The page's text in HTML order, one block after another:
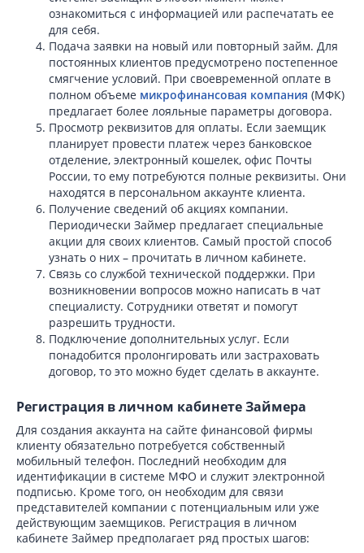
ознакомиться с информацией или распечатать ее
для себя.
Подача заявки на новый или повторный займ. Для
постоянных клиентов предусмотрено постепенное
смягчение условий. При своевременной оплате в
полном объеме микрофинансовая компания (МФК)
предлагает более лояльные параметры договора.
Просмотр реквизитов для оплаты. Если заемщик
планирует провести платеж через банковское
отделение, электронный кошелек, офис Почты
России, то ему потребуются полные реквизиты. Они
находятся в персональном аккаунте клиента.
Получение сведений об акциях компании.
Периодически Займер предлагает специальные
акции для своих клиентов. Самый простой способ
узнать о них – прочитать в личном кабинете.
Связь со службой технической поддержки. При
возникновении вопросов можно написать в чат
специалисту. Сотрудники ответят и помогут
разрешить трудности.
Подключение дополнительных услуг. Если
понадобится пролонгировать или застраховать
договор, то это можно будет сделать в аккаунте.
Регистрация в личном кабинете Займера
Для создания аккаунта на сайте финансовой фирмы
клиенту обязательно потребуется собственный
мобильный телефон. Последний необходим для
идентификации в системе МФО и служит электронной
подписью. Кроме того, он необходим для связи
представителей компании с потенциальным или уже
действующим заемщиков. Регистрация в личном
кабинете Займер предполагает ряд простых шагов: